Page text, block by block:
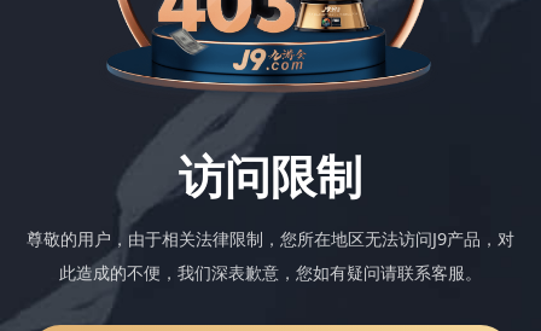
访问限制
尊敬的用户，由于相关法律限制，您所在地区无法访问J9产品，对
此造成的不便，我们深表歉意，您如有疑问请联系客服。